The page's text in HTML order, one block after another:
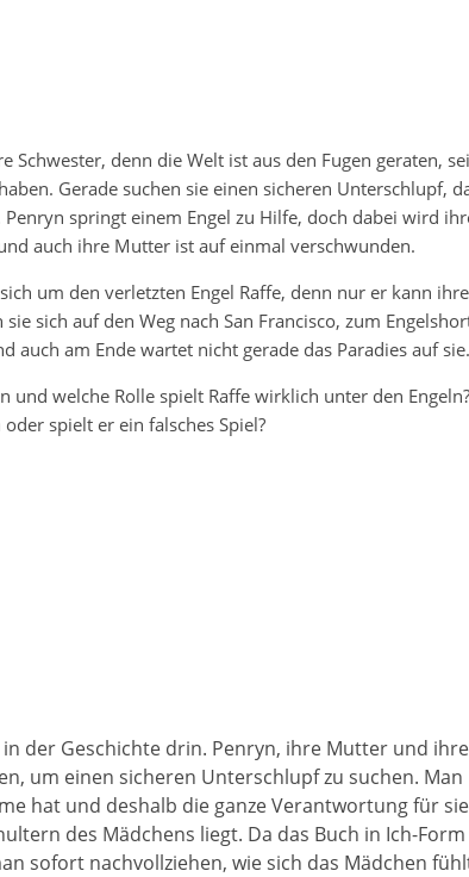
denn die Welt ist aus den Fugen geraten,
Gerade suchen sie einen sicheren Unterschlupf,
springt einem Engel zu Hilfe, doch dabei wird
auch ihre Mutter ist auf einmal verschwunden.
um den verletzten Engel Raffe, denn nur er kann ihre
sich auf den Weg nach San Francisco, zum
auch am Ende wartet nicht gerade das Paradies auf sie.
welche Rolle spielt Raffe wirklich unter den Engeln?
spielt er ein falsches Spiel?
der Geschichte drin. Penryn, ihre Mutter und ihre
um einen sicheren Unterschlupf zu suchen. Man
hat und deshalb die ganze Verantwortung für sie
des Mädchens liegt. Da das Buch in Ich-Form
sofort nachvollziehen, wie sich das Mädchen